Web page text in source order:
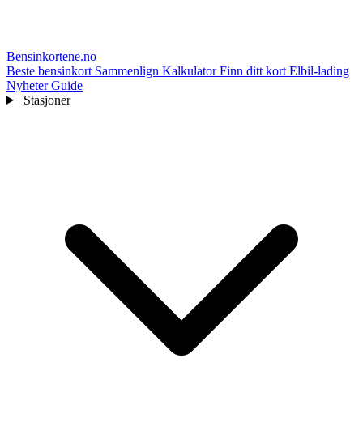
Bensinkortene.no
Beste bensinkort Sammenlign KalkulatorFinn ditt kort Elbil-lading
NyheterGuide
Stasjoner